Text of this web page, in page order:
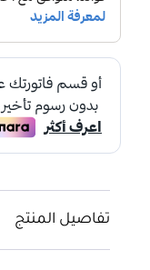
تفاصيل المنتج